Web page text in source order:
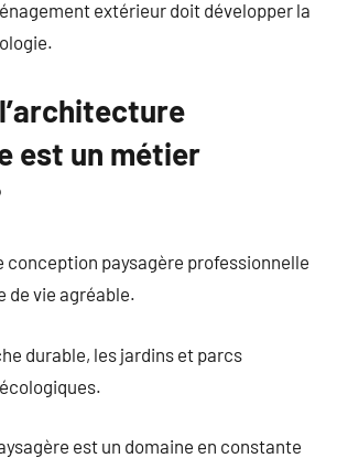
extérieur doit développer la
est un métier
conception paysagère professionnelle
de vie agréable.
durable, les jardins et parcs
est un domaine en constante